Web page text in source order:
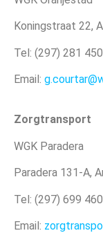
Koningstraat 22,
Tel: (297) 281
Email:
Zorgtransport
WGK Paradera
Paradera 131-A,
Tel: (297) 699
Email: